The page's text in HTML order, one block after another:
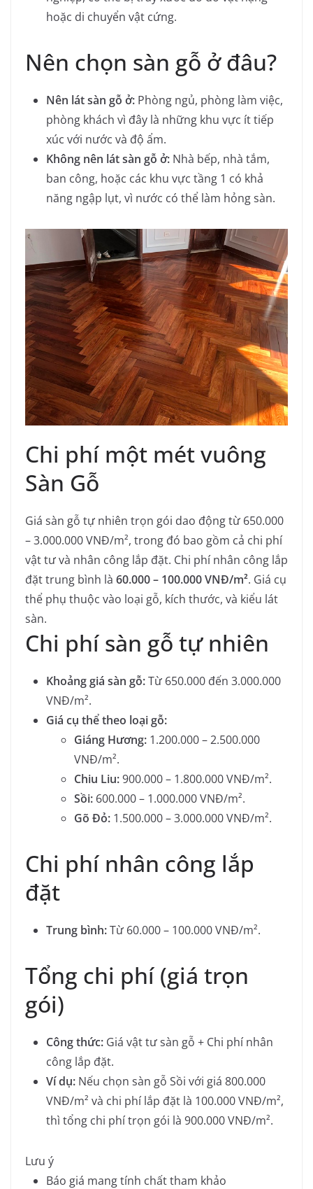
hoặc di chuyển vật cứng.
Nên chọn sàn gỗ ở đâu?
Nên lát sàn gỗ ở: Phòng ngủ, phòng làm việc,
phòng khách vì đây là những khu vực ít tiếp
xúc với nước và độ ẩm.
Không nên lát sàn gỗ ở: Nhà bếp, nhà tắm,
ban công, hoặc các khu vực tầng 1 có khả
năng ngập lụt, vì nước có thể làm hỏng sàn.
Chi phí một mét vuông
Sàn Gỗ
Giá sàn gỗ tự nhiên trọn gói dao động từ 650.000
– 3.000.000 VNĐ/m², trong đó bao gồm cả chi phí
vật tư và nhân công lắp đặt. Chi phí nhân công lắp
đặt trung bình là 60.000 – 100.000 VNĐ/m². Giá cụ
thể phụ thuộc vào loại gỗ, kích thước, và kiểu lát
sàn.
Chi phí sàn gỗ tự nhiên
Khoảng giá sàn gỗ:Từ 650.000 đến 3.000.000
VNĐ/m².
Giá cụ thể theo loại gỗ:
Giáng Hương: 1.200.000 – 2.500.000
VNĐ/m².
Chiu Liu:900.000 – 1.800.000 VNĐ/m².
Sồi: 600.000 – 1.000.000 VNĐ/m².
Gõ Đỏ: 1.500.000 – 3.000.000 VNĐ/m².
Chi phí nhân công lắp
đặt
Trung bình:Từ 60.000 – 100.000 VNĐ/m².
Tổng chi phí (giá trọn
gói)
Công thức: Giá vật tư sàn gỗ + Chi phí nhân
công lắp đặt.
Ví dụ: Nếu chọn sàn gỗ Sồi với giá 800.000
VNĐ/m² và chi phí lắp đặt là 100.000 VNĐ/m²,
thì tổng chi phí trọn gói là 900.000 VNĐ/m².
Lưu ý
Báo giá mang tính chất tham khảo